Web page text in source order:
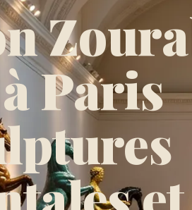
Paris